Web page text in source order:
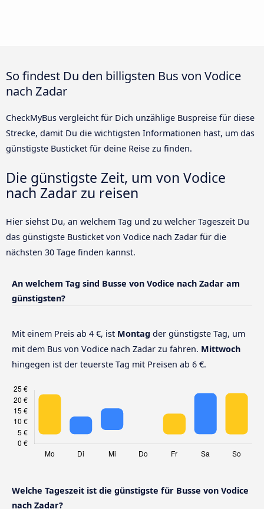
So findest Du den billigsten Bus von Vodice
nach Zadar
CheckMyBus vergleicht für Dich unzählige Buspreise für diese
Strecke, damit Du die wichtigsten Informationen hast, um das
günstigste Busticket für deine Reise zu finden.
Die günstigste Zeit, um von Vodice
nach Zadar zu reisen
Hier siehst Du, an welchem Tag und zu welcher Tageszeit Du
das günstigste Busticket von Vodice nach Zadar für die
nächsten 30 Tage finden kannst.
An welchem Tag sind Busse von Vodice nach Zadar am
günstigsten?
Mit einem Preis ab 4 €, ist Montag der günstigste Tag, um
mit dem Bus von Vodice nach Zadar zu fahren. Mittwoch
hingegen ist der teuerste Tag mit Preisen ab 6 €.
Welche Tageszeit ist die günstigste für Busse von Vodice
nach Zadar?